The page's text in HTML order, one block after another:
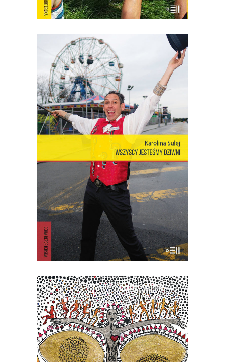
[EBOOK] Karolina Sulej –
WSZYSCY JESTEŚMY DZIWNI.
OPOWIEŚCI Z CONEY ISLAND
Coney Island – dzielnica Nowego Jorku,
gdzie miasto łączy się z oceanem,
niegdyś stolica światowej rozrywki,
cyrków, wesołych miasteczek – to wciąż
rezerwuar estetyki, idei, marzeń i lęków,
z których jest zbudowana popkultura i
nasze człowieczeństwo. Opowieść o
Coney – […]
36.00 18.00zł
E-BOOK DO KOSZYKA
[EBOOK] Karel Ćapek – FABRYKA
ABSOLUTU
Na terenie Czech wyprodukowano
Boga. Maszyny zwane karburatorami
zaczęły masowo wytwarzać Absolut. W